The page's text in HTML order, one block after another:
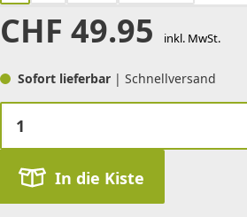
CHF 49.95 inkl. MwSt.
Sofort lieferbar | Schnellversand
In die Kiste